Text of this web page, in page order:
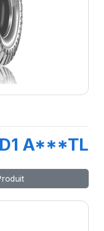
A***TL